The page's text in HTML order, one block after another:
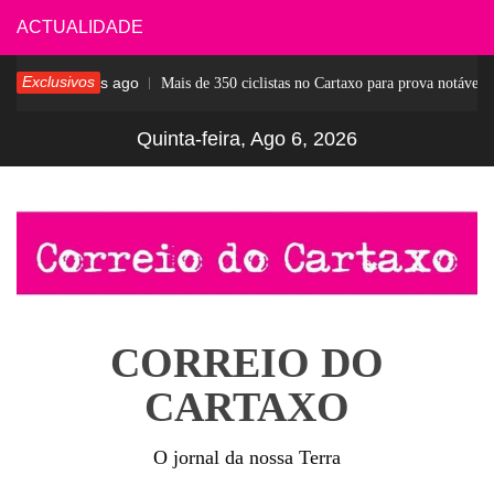
Skip
to
content
ACTUALIDADE
Exclusivos
4 dias ago Mais de 350 ciclistas no Cartaxo para prova notável
Quinta-feira, Ago 6, 2026
CORREIO DO
CARTAXO
O jornal da nossa Terra